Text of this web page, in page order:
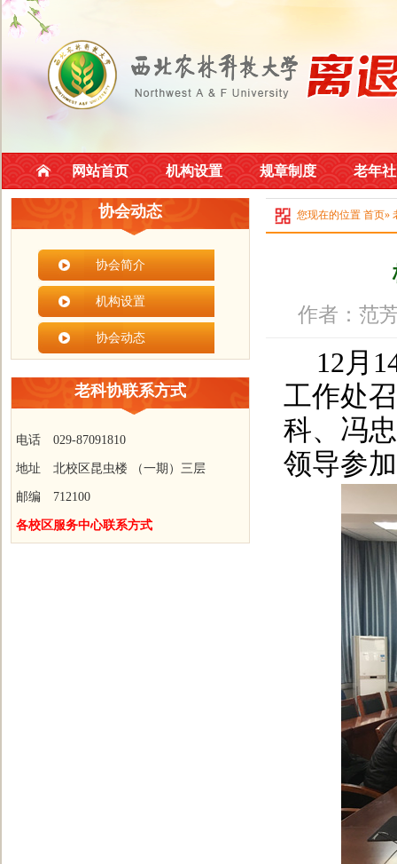
网站首页 机构设置 规章制度 老年
协会动态
协会简介
机构设置
协会动态
老科协联系方式
电话 029-87091810
地址 北校区昆虫楼 （一期）三层
邮编 712100
各校区服务中心联系方式
您现在的位置 首页»
作者：范
12月
工作处
科、冯
领导参